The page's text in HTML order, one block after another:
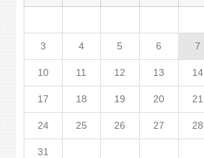
3 4 5 6 7
10 11 12 13 14
17 18 19 20 21
24 25 26 27 28
31